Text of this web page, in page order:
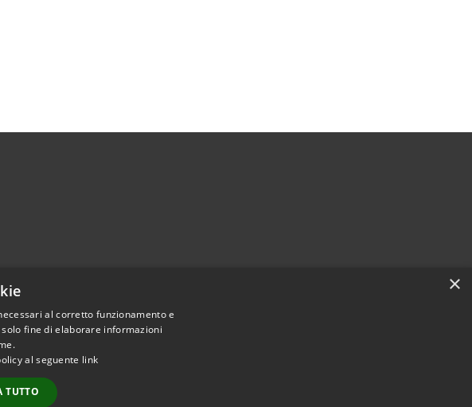
×
al corretto funzionamento e
fine di elaborare informazioni
al seguente link
TUTTO